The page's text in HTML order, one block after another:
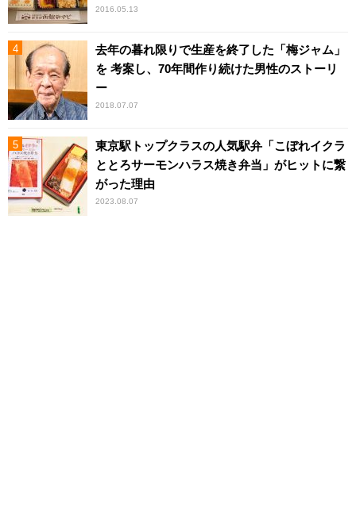
2016.05.13
去年の暮れ限りで生産を終了した「梅ジャム」
を 考案し、70年間作り続けた男性のストーリ
ー
2018.07.07
東京駅トップクラスの人気駅弁「こぼれイクラ
ととろサーモンハラス焼き弁当」がヒットに繋
がった理由
2023.08.07